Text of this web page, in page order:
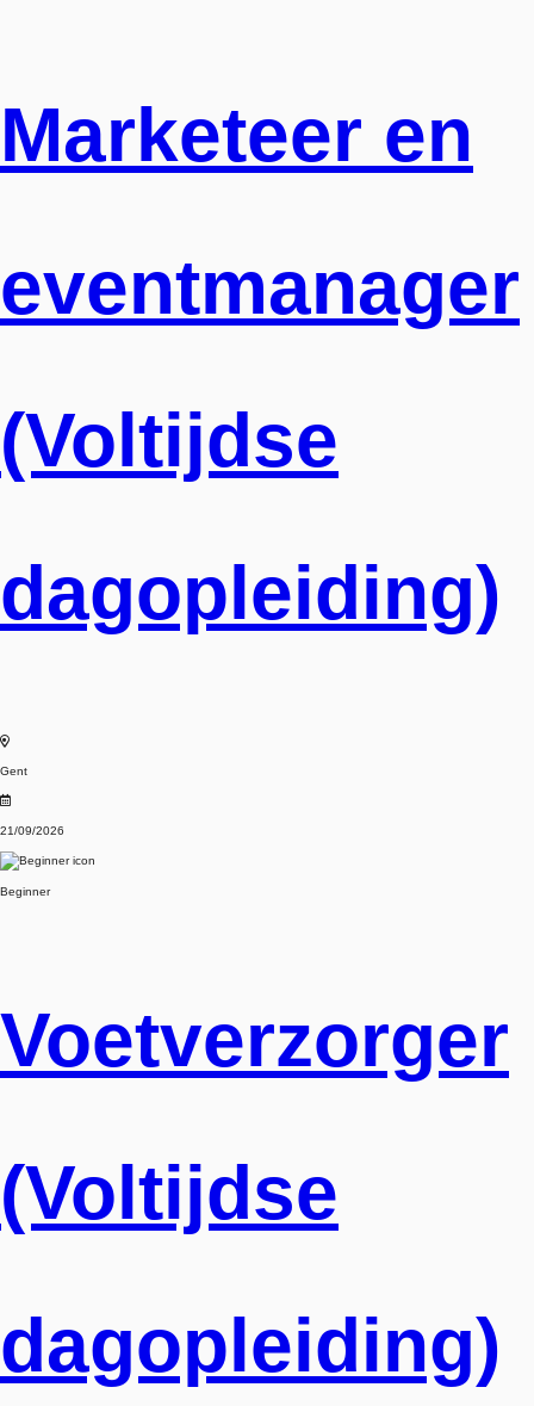
Marketeer en
eventmanager
(Voltijdse
dagopleiding)
Gent
21/09/2026
Beginner
Voetverzorger
(Voltijdse
dagopleiding)